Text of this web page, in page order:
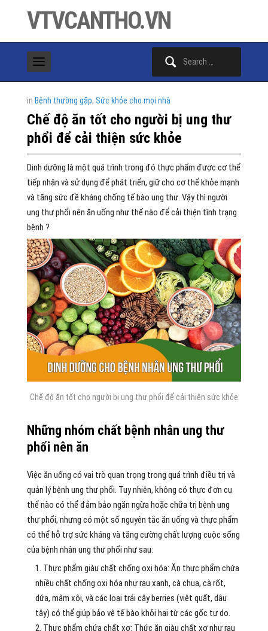
VTVCANTHO.VN
in Bệnh thường gặp, Sức khỏe cho mọi nhà
Chế độ ăn tốt cho người bị ung thư
phổi để cải thiện sức khỏe
Dinh dưỡng là một quá trình trong đó thực phẩm được cơ thể
tiếp nhận và sử dụng để phát triển, giữ cho cơ thể khỏe mạnh
và tăng sức đề kháng chống tế bào ung thư. Vậy thì người
ung thư phổi nên ăn uống như thế nào để cải thiện tình trạng
bệnh ?
Chế độ ăn tốt cho người bị ung thư phổi để cải thiện sức khỏe
Những nhóm chất bệnh nhân ung thư
phổi nên ăn
Việc ăn uống có vai trò quan trọng trong quá trình điều trị và
quản lý bệnh ung thư phổi. Tuy nhiên, không có thực đơn cụ
thể nào có thể đảm bảo ngăn ngừa hoặc chữa trị bệnh ung
thư phổi, nhưng có một số nguyên tắc ăn uống và thực phẩm
có thể hỗ trợ sức kháng và tăng cường chất lượng cuộc sống
của bệnh nhân ung thư phổi như sau:
Thực phẩm giàu chất chống oxi hóa: Ăn thực phẩm chứa
nhiều chất chống oxi hóa như rau xanh, cà chua, cà rốt,
dứa, mâm xôi, và các loại trái cây berries (việt quất, dâu
tây) có thể giúp bảo vệ tế bào khỏi hại từ các gốc tự do.
Thực phẩm chứa chất xơ: Thức ăn giàu chất xơ như rau